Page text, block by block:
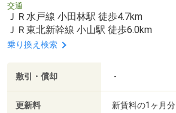
交通
ＪＲ水戸線 小田林駅 徒歩4.7km
ＪＲ東北新幹線 小山駅 徒歩6.0km
乗り換え検索
敷引・償却 -
更新料 新賃料の1ヶ月分